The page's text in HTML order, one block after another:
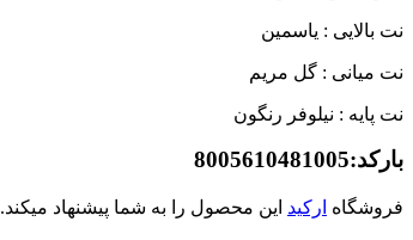
نت بالایی : یاسمین
نت میانی : گل مریم
نت پایه : نیلوفر رنگون
بارکد:8005610481005
فروشگاه ارکید این محصول را به شما پیشنهاد میکند.